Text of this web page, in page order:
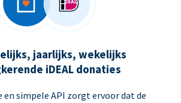
jaarlijks, wekelijks
iDEAL donaties
en simpele API zorgt ervoor dat de